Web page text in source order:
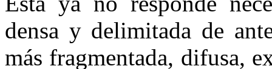
densa y delimitada de
más fragmentada, difusa,